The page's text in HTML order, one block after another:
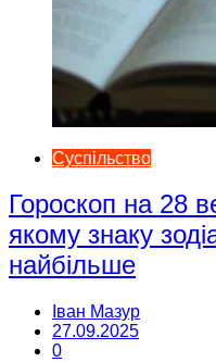
Суспільство
Гороскоп на 28
якому знаку
найбільше
Іван Мазур
27.09.2025
0